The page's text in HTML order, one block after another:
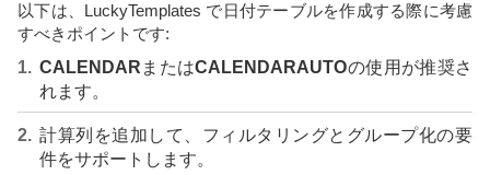
以下は、LuckyTemplates で日付テーブルを作成する際に考慮
すべきポイントです:
CALENDAR またはCALENDARAUTOの使用が推奨さ
れます。
計算列を追加して、フィルタリングとグループ化の要
件をサポートします。